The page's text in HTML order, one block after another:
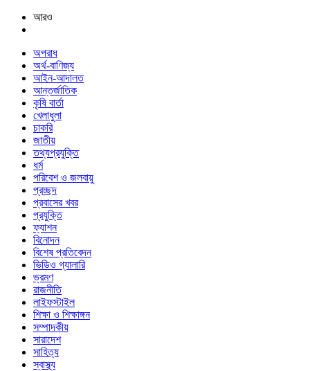
আরও
অপরাধ
অর্থ-বাণিজ্য
আইন-আদালত
আন্তর্জাতিক
কৃষি বার্তা
খেলাধুলা
চাকরি
জাতীয়
তথ্যপ্রযুক্তি
ধর্ম
পরিবেশ ও জলবায়ু
প্রচ্ছদ
প্রবাসের খবর
প্রযুক্তি
ফ্যাশন
বিনোদন
বিশেষ প্রতিবেদন
ভিডিও গ্যালারি
ভ্রমণ
রাজনীতি
লাইফস্টাইল
শিক্ষা ও শিক্ষাঙ্গন
সম্পাদকীয়
সারাদেশ
সাহিত্য
স্বাস্থ্য